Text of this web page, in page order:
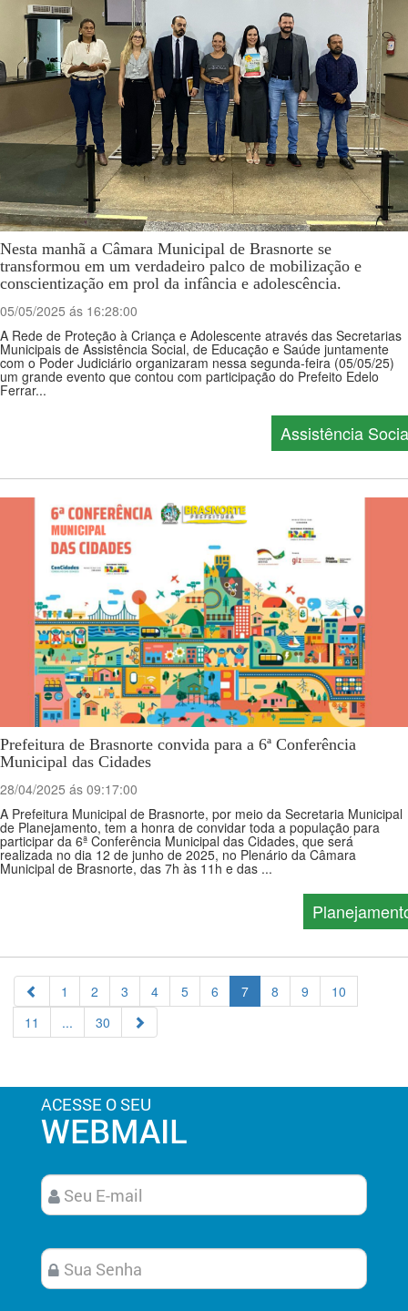
Nesta manhã a Câmara Municipal de Brasnorte se
transformou em um verdadeiro palco de mobilização e
conscientização em prol da infância e adolescência.
05/05/2025 ás 16:28:00
A Rede de Proteção à Criança e Adolescente através das Secretarias
Municipais de Assistência Social, de Educação e Saúde juntamente
com o Poder Judiciário organizaram nessa segunda-feira (05/05/25)
um grande evento que contou com participação do Prefeito Edelo
Ferrar...
Assistência
Prefeitura de Brasnorte convida para a 6ª Conferência
Municipal das Cidades
28/04/2025 ás 09:17:00
A Prefeitura Municipal de Brasnorte, por meio da Secretaria Municipal
de Planejamento, tem a honra de convidar toda a população para
participar da 6ª Conferência Municipal das Cidades, que será
realizada no dia 12 de junho de 2025, no Plenário da Câmara
Municipal de Brasnorte, das 7h às 11h e das ...
1 2 3 4 5 6 7 8 9
10
11
... 30
ACESSE O SEU
WEBMAIL